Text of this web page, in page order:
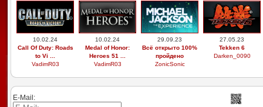
29.03.26
Выдающиеся
звери, легоси ...
M9xxsi
19.02.26
Бугатти вейрон
возле реки
iosifreshetnik
01.01.26
saab 9-5 универсал
aero
saabinside
01.01.26
saab 9-5 универсал
снег
E-Mail: